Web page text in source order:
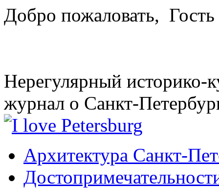
Добро пожаловать, Гость
Нерегулярный историко-
журнал о Санкт-
Архитектура Санкт-